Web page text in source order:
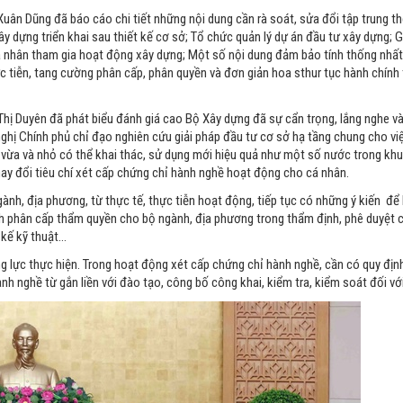
Dũng đã báo cáo chi tiết những nội dung cần rà soát, sửa đổi tập trung
dựng triển khai sau thiết kế cơ sở; Tổ chức quản lý dự án đầu tư xây dựng;
tham gia hoạt động xây dựng; Một số nội dung đảm bảo tính thống
tang cường phân cấp, phân quyền và đơn giản hoa sthur tục hành
Duyên đã phát biểu đánh giá cao Bộ Xây dựng đã sự cẩn trọng, lắng nghe
Chính phủ chỉ đạo nghiên cứu giải pháp đầu tư cơ sở hạ tầng chung cho
và nhỏ có thể khai thác, sử dụng mới hiệu quả như một số nước trong
đổi tiêu chí xét cấp chứng chỉ hành nghề hoạt động cho cá nhân.
địa phương, từ thực tế, thực tiễn hoạt động, tiếp tục có những ý kiến để
cấp thẩm quyền cho bộ ngành, địa phương trong thẩm định, phê duyệt
kỹ thuật…
lực thực hiện. Trong hoạt động xét cấp chứng chỉ hành nghề, cần có quy
nghề từ gắn liền với đào tạo, công bố công khai, kiểm tra, kiểm soát đối